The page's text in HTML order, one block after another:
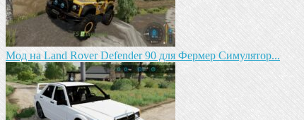
Мод на Land Rover Defender 90 для Фермер Симулятор...